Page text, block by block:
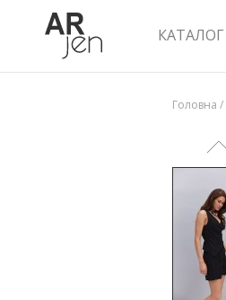
КАТАЛОГ
Головна /